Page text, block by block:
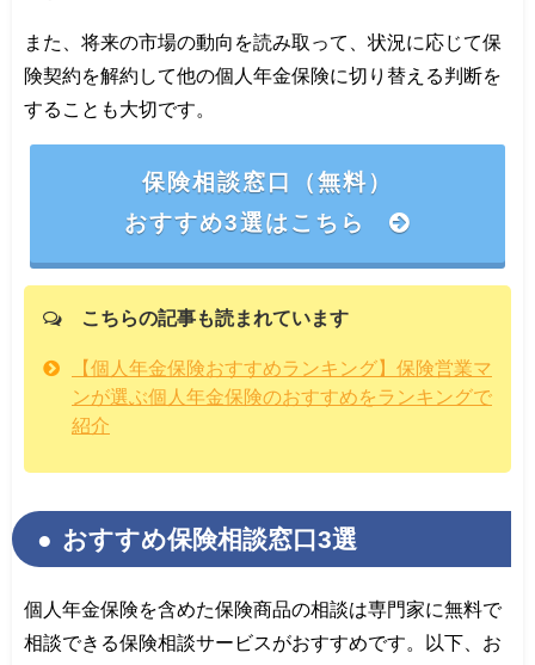
また、将来の市場の動向を読み取って、状況に応じて保
険契約を解約して他の個人年金保険に切り替える判断を
することも大切です。
保険相談窓口（無料）
おすすめ3選はこちら
こちらの記事も読まれています
【個人年金保険おすすめランキング】保険営業マ
ンが選ぶ個人年金保険のおすすめをランキングで
紹介
おすすめ保険相談窓口3選
個人年金保険を含めた保険商品の相談は専門家に無料で
相談できる保険相談サービスがおすすめです。以下、お